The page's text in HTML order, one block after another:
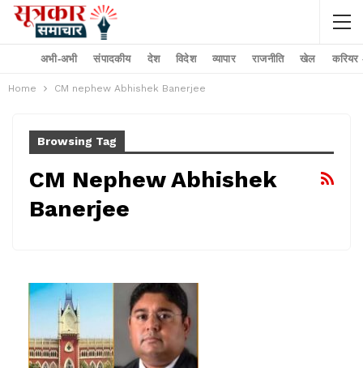
अभी-अभी संपादकीय देश विदेश व्यापार राजनीति खेल करियर
Home CM nephew Abhishek Banerjee
Browsing Tag
CM Nephew Abhishek
Banerjee